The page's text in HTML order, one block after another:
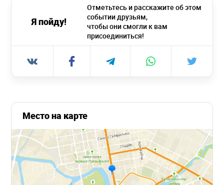
Я пойду!
Отметьтесь и расскажите об этом
событии друзьям,
чтобы они смогли к вам
присоединиться!
Место на карте